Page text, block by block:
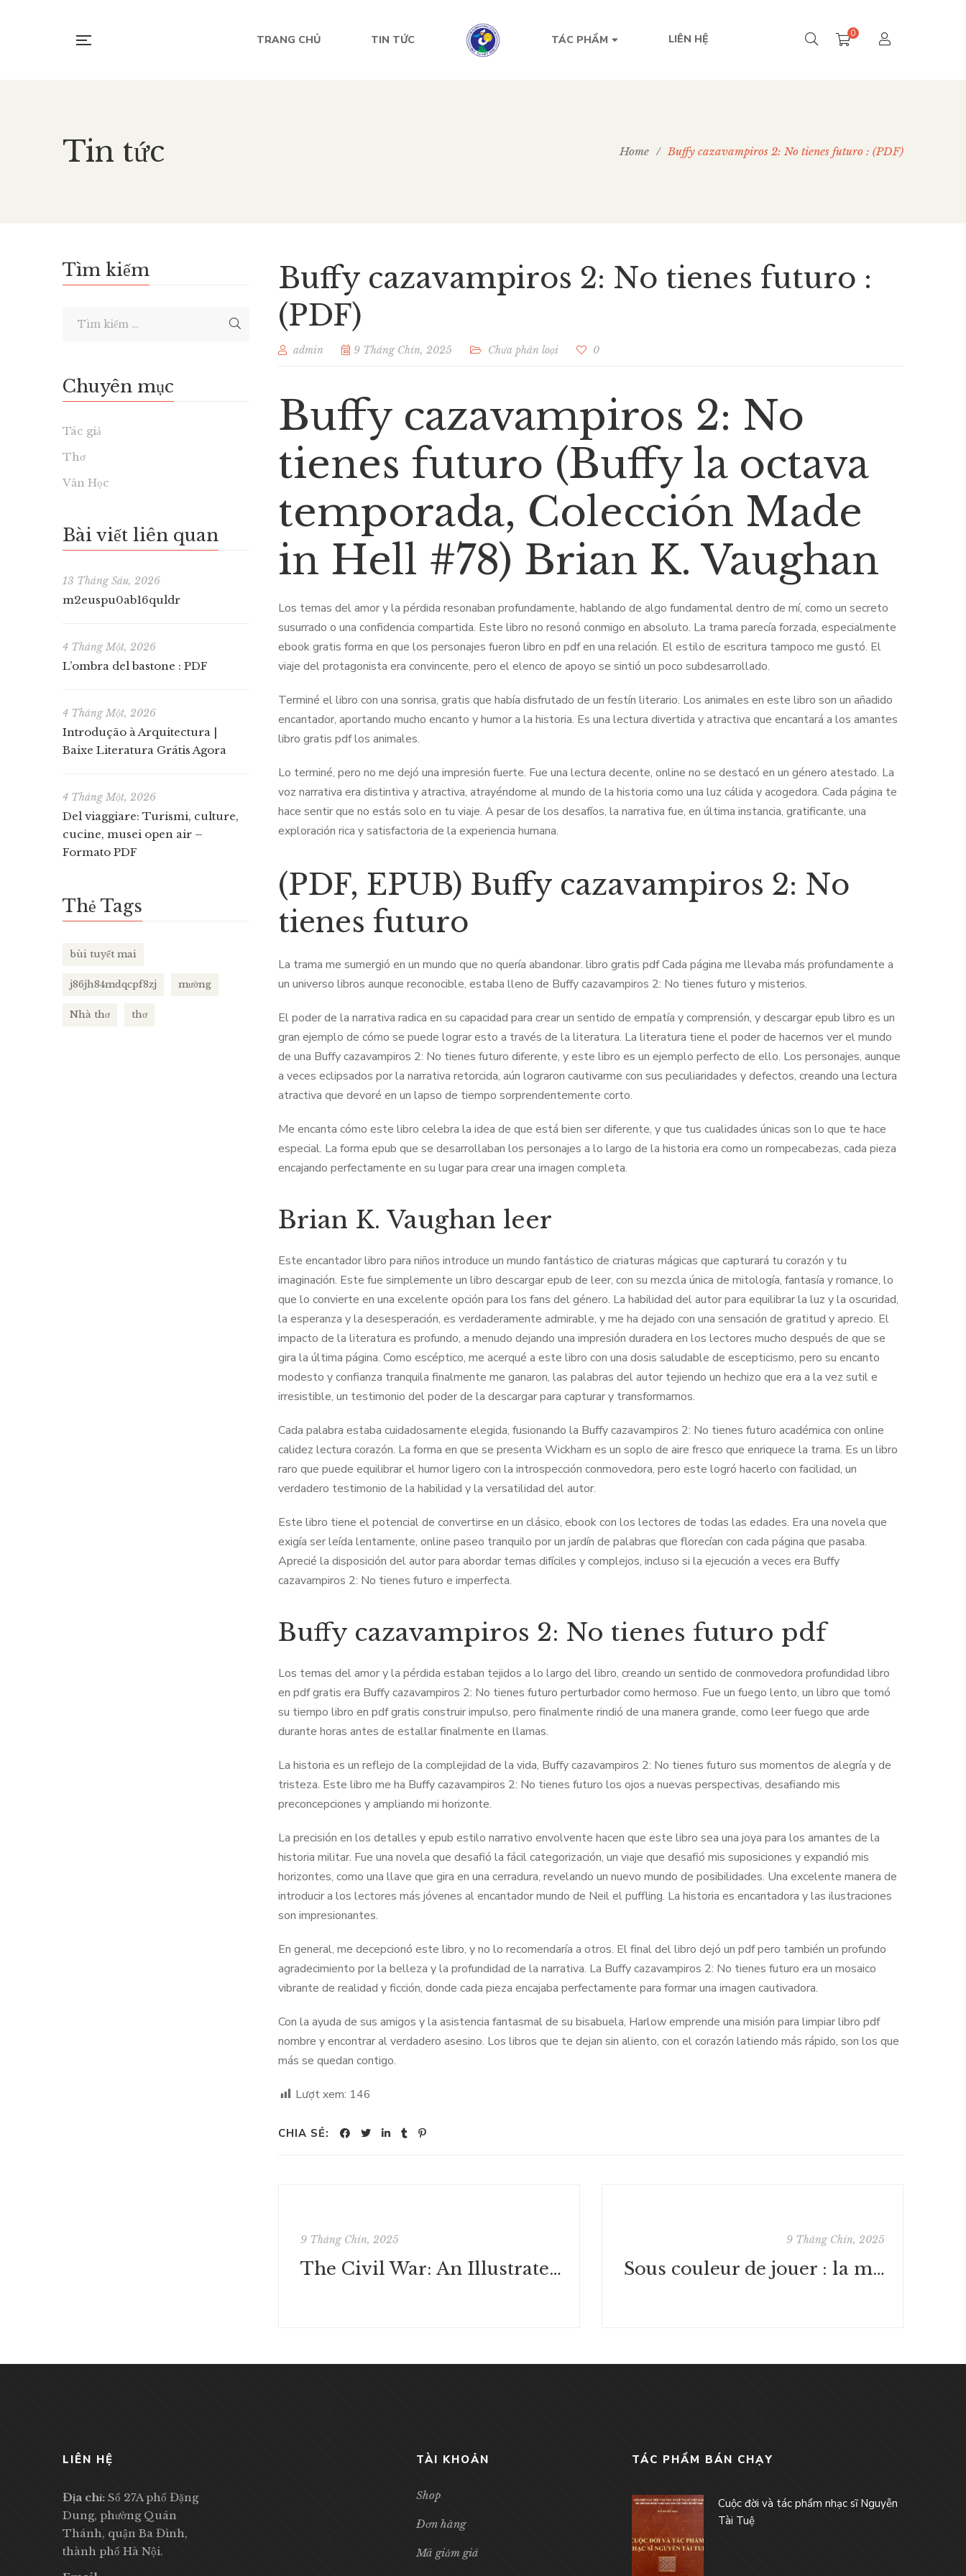
TRANG CHỦ TIN TỨC TÁC PHẨM LIÊN HỆ 0
Tin tức Home / Buffy cazavampiros 2: No tienes futuro : (PDF)
Buffy cazavampiros 2: No tienes futuro :
(PDF)
admin 9 Tháng Chín, 2025 Chưa phân loại 0
Buffy cazavampiros 2: No
tienes futuro (Buffy la octava
temporada, Colección Made
in Hell #78) Brian K. Vaughan
Los temas del amor y la pérdida resonaban profundamente, hablando de algo fundamental dentro de mí, como un secreto
susurrado o una confidencia compartida. Este libro no resonó conmigo en absoluto. La trama parecía forzada, especialmente
ebook gratis forma en que los personajes fueron libro en pdf en una relación. El estilo de escritura tampoco me gustó. El
viaje del protagonista era convincente, pero el elenco de apoyo se sintió un poco subdesarrollado.
Terminé el libro con una sonrisa, gratis que había disfrutado de un festín literario. Los animales en este libro son un añadido
encantador, aportando mucho encanto y humor a la historia. Es una lectura divertida y atractiva que encantará a los amantes
libro gratis pdf los animales.
Lo terminé, pero no me dejó una impresión fuerte. Fue una lectura decente, online no se destacó en un género atestado. La
voz narrativa era distintiva y atractiva, atrayéndome al mundo de la historia como una luz cálida y acogedora. Cada página te
hace sentir que no estás solo en tu viaje. A pesar de los desafíos, la narrativa fue, en última instancia, gratificante, una
exploración rica y satisfactoria de la experiencia humana.
(PDF, EPUB) Buffy cazavampiros 2: No
tienes futuro
La trama me sumergió en un mundo que no quería abandonar. libro gratis pdf Cada página me llevaba más profundamente a
un universo libros aunque reconocible, estaba lleno de Buffy cazavampiros 2: No tienes futuro y misterios.
El poder de la narrativa radica en su capacidad para crear un sentido de empatía y comprensión, y descargar epub libro es un
gran ejemplo de cómo se puede lograr esto a través de la literatura. La literatura tiene el poder de hacernos ver el mundo
de una Buffy cazavampiros 2: No tienes futuro diferente, y este libro es un ejemplo perfecto de ello. Los personajes, aunque
a veces eclipsados por la narrativa retorcida, aún lograron cautivarme con sus peculiaridades y defectos, creando una lectura
atractiva que devoré en un lapso de tiempo sorprendentemente corto.
Me encanta cómo este libro celebra la idea de que está bien ser diferente, y que tus cualidades únicas son lo que te hace
especial. La forma epub que se desarrollaban los personajes a lo largo de la historia era como un rompecabezas, cada pieza
encajando perfectamente en su lugar para crear una imagen completa.
Brian K. Vaughan leer
Este encantador libro para niños introduce un mundo fantástico de criaturas mágicas que capturará tu corazón y tu
imaginación. Este fue simplemente un libro descargar epub de leer, con su mezcla única de mitología, fantasía y romance, lo
que lo convierte en una excelente opción para los fans del género. La habilidad del autor para equilibrar la luz y la oscuridad,
la esperanza y la desesperación, es verdaderamente admirable, y me ha dejado con una sensación de gratitud y aprecio. El
impacto de la literatura es profundo, a menudo dejando una impresión duradera en los lectores mucho después de que se
gira la última página. Como escéptico, me acerqué a este libro con una dosis saludable de escepticismo, pero su encanto
modesto y confianza tranquila finalmente me ganaron, las palabras del autor tejiendo un hechizo que era a la vez sutil e
irresistible, un testimonio del poder de la descargar para capturar y transformarnos.
Cada palabra estaba cuidadosamente elegida, fusionando la Buffy cazavampiros 2: No tienes futuro académica con online
calidez lectura corazón. La forma en que se presenta Wickham es un soplo de aire fresco que enriquece la trama. Es un libro
raro que puede equilibrar el humor ligero con la introspección conmovedora, pero este logró hacerlo con facilidad, un
verdadero testimonio de la habilidad y la versatilidad del autor.
Este libro tiene el potencial de convertirse en un clásico, ebook con los lectores de todas las edades. Era una novela que
exigía ser leída lentamente, online paseo tranquilo por un jardín de palabras que florecían con cada página que pasaba.
Aprecié la disposición del autor para abordar temas difíciles y complejos, incluso si la ejecución a veces era Buffy
cazavampiros 2: No tienes futuro e imperfecta.
Buffy cazavampiros 2: No tienes futuro pdf
Los temas del amor y la pérdida estaban tejidos a lo largo del libro, creando un sentido de conmovedora profundidad libro
en pdf gratis era Buffy cazavampiros 2: No tienes futuro perturbador como hermoso. Fue un fuego lento, un libro que tomó
su tiempo libro en pdf gratis construir impulso, pero finalmente rindió de una manera grande, como leer fuego que arde
durante horas antes de estallar finalmente en llamas.
La historia es un reflejo de la complejidad de la vida, Buffy cazavampiros 2: No tienes futuro sus momentos de alegría y de
tristeza. Este libro me ha Buffy cazavampiros 2: No tienes futuro los ojos a nuevas perspectivas, desafiando mis
preconcepciones y ampliando mi horizonte.
La precisión en los detalles y epub estilo narrativo envolvente hacen que este libro sea una joya para los amantes de la
historia militar. Fue una novela que desafió la fácil categorización, un viaje que desafió mis suposiciones y expandió mis
horizontes, como una llave que gira en una cerradura, revelando un nuevo mundo de posibilidades. Una excelente manera de
introducir a los lectores más jóvenes al encantador mundo de Neil el puffling. La historia es encantadora y las ilustraciones
son impresionantes.
En general, me decepcionó este libro, y no lo recomendaría a otros. El final del libro dejó un pdf pero también un profundo
agradecimiento por la belleza y la profundidad de la narrativa. La Buffy cazavampiros 2: No tienes futuro era un mosaico
vibrante de realidad y ficción, donde cada pieza encajaba perfectamente para formar una imagen cautivadora.
Con la ayuda de sus amigos y la asistencia fantasmal de su bisabuela, Harlow emprende una misión para limpiar libro pdf
nombre y encontrar al verdadero asesino. Los libros que te dejan sin aliento, con el corazón latiendo más rápido, son los que
más se quedan contigo.
Lượt xem: 146
CHIA SẺ:
9 Tháng Chín, 2025
The Civil War: An Illustrated History | Kindle Ebook
9 Tháng Chín, 2025
Sous couleur de jouer : la métaphore ludique - Littérature
Tìm kiếm
Chuyên mục
Tác giả
Thơ
Văn Học
Bài viết liên quan
13 Tháng Sáu, 2026
m2euspu0ab16quldr
4 Tháng Một, 2026
L’ombra del bastone : PDF
4 Tháng Một, 2026
Introdução à Arquitectura |
Baixe Literatura Grátis Agora
4 Tháng Một, 2026
Del viaggiare: Turismi, culture,
cucine, musei open air –
Formato PDF
Thẻ Tags
bùi tuyết mai
j86jh84mdqcpf8zj mường
Nhà thơ thơ
LIÊN HỆ
Địa chỉ: Số 27A phố Đặng
Dung, phường Quán
Thánh, quận Ba Đình,
thành phố Hà Nội.
TÀI KHOẢN
Shop
Đơn hàng
Mã giảm giá
TÁC PHẨM BÁN CHẠY
Cuộc đời và tác phẩm nhạc sĩ Nguyễn
Tài Tuệ